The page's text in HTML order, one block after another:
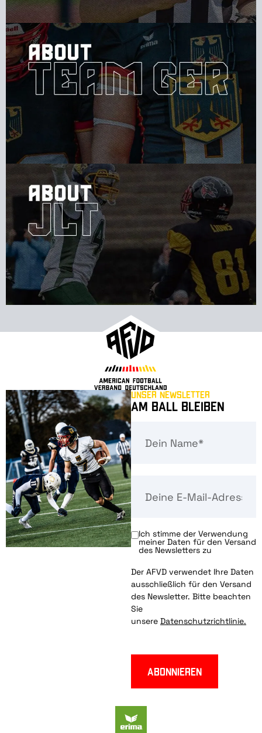
Unser Newsletter
Am Ball bleiben
Ich stimme der Verwendung
meiner Daten für den Versand
des Newsletters zu
Der AFVD verwendet Ihre Daten
ausschließlich für den Versand
des Newsletter. Bitte beachten
Sie
unsere Datenschutzrichtlinie.
Abonnieren